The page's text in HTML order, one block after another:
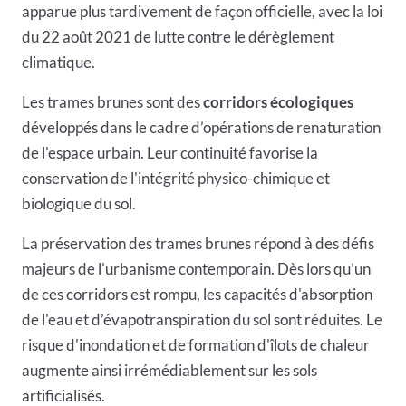
apparue plus tardivement de façon officielle, avec la loi
du 22 août 2021 de lutte contre le dérèglement
climatique.
Les trames brunes sont descorridors écologiques
développés dans le cadre d’opérations de renaturation
de l'espace urbain. Leur continuité favorise la
conservation de l'intégrité physico-chimique et
biologique du sol.
La préservation des trames brunes répond à des défis
majeurs de l'urbanisme contemporain. Dès lors qu’un
de ces corridors est rompu, les capacités d'absorption
de l'eau et d’évapotranspiration du sol sont réduites. Le
risque d'inondation et de formation d'îlots de chaleur
augmente ainsi irrémédiablement sur les sols
artificialisés.